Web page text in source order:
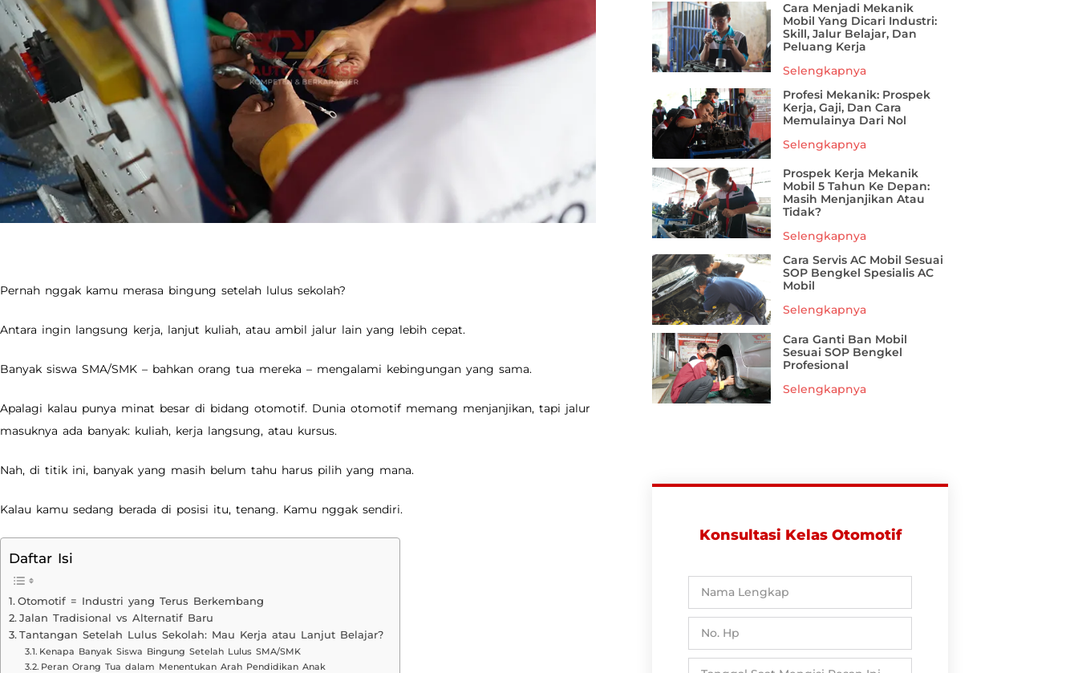
Pernah nggak kamu merasa bingung setelah lulus sekolah?
Antara ingin langsung kerja, lanjut kuliah, atau ambil jalur lain yang lebih cepat.
Banyak siswa SMA/SMK – bahkan orang tua mereka – mengalami kebingungan yang sama.
Apalagi kalau punya minat besar di bidang otomotif. Dunia otomotif memang menjanjikan, tapi jalur
masuknya ada banyak: kuliah, kerja langsung, atau kursus.
Nah, di titik ini, banyak yang masih belum tahu harus pilih yang mana.
Kalau kamu sedang berada di posisi itu, tenang. Kamu nggak sendiri.
Daftar Isi
Otomotif = Industri yang Terus Berkembang
Jalan Tradisional vs Alternatif Baru
Tantangan Setelah Lulus Sekolah: Mau Kerja atau Lanjut Belajar?
Kenapa Banyak Siswa Bingung Setelah Lulus SMA/SMK
Peran Orang Tua dalam Menentukan Arah Pendidikan Anak
Cara Menjadi Mekanik
Mobil Yang Dicari Industri:
Skill, Jalur Belajar, Dan
Peluang Kerja
Selengkapnya
Profesi Mekanik: Prospek
Kerja, Gaji, Dan Cara
Memulainya Dari Nol
Selengkapnya
Prospek Kerja Mekanik
Mobil 5 Tahun Ke Depan:
Masih Menjanjikan Atau
Tidak?
Selengkapnya
Cara Servis AC Mobil Sesuai
SOP Bengkel Spesialis AC
Mobil
Selengkapnya
Cara Ganti Ban Mobil
Sesuai SOP Bengkel
Profesional
Selengkapnya
Konsultasi Kelas Otomotif